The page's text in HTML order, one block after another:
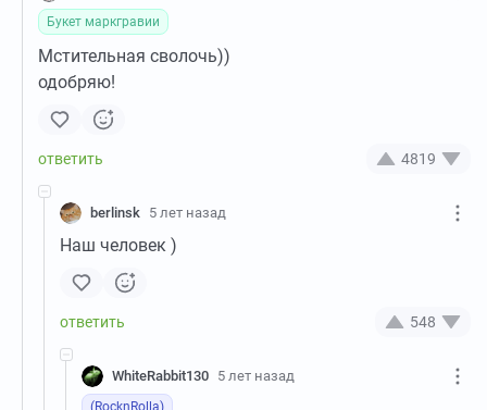
Букет маркгравии
Мстительная сволочь))
одобряю!
4819
berlinsk 5 лет назад
Наш человек )
548
WhiteRabbit130 5 лет назад
(RocknRolla)